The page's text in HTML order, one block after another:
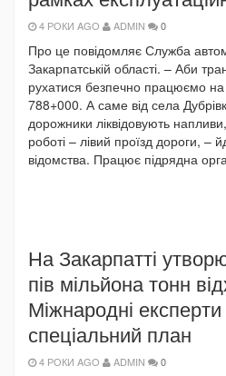
4 РОКИ AGO ADMIN 0
Про це повідомляє Служба
Закарпатській області. – Аби
рухатися безпечно працюємо
788+000. А саме від села
дорожники ліквідовують
роботі – лівий проїзд дороги, –
відомства. Працює підрядна
На Закарпатті
пів мільйона тонн
Міжнародні
спеціальний план
4 РОКИ AGO ADMIN 0